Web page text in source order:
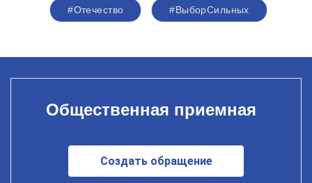
#Отечество #ВыборСильных
Общественная приемная
Создать обращение